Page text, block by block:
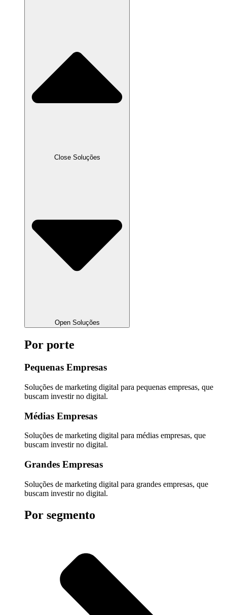
Close Soluções
Open Soluções
Por porte
Pequenas Empresas
Soluções de marketing digital para pequenas empresas, que
buscam investir no digital.
Médias Empresas
Soluções de marketing digital para médias empresas, que
buscam investir no digital.
Grandes Empresas
Soluções de marketing digital para grandes empresas, que
buscam investir no digital.
Por segmento